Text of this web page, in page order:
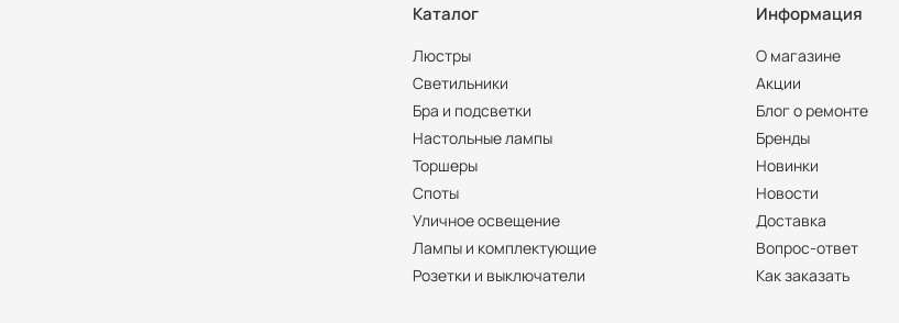
Каталог
Люстры
Светильники
Бра и подсветки
Настольные лампы
Торшеры
Споты
Уличное освещение
Лампы и комплектующие
Розетки и выключатели
Информация
О магазине
Акции
Блог о ремонте
Бренды
Новинки
Новости
Доставка
Вопрос-ответ
Как заказать